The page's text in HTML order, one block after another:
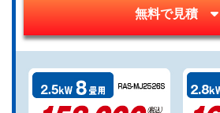
無料で見積